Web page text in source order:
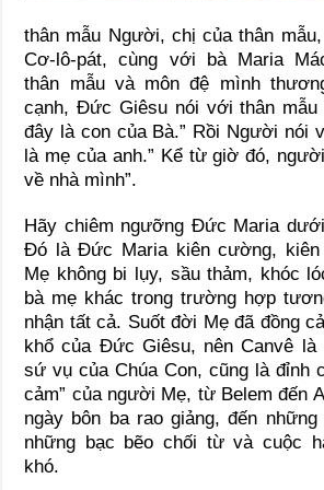
thân mẫu Người, chị của thân
Cơ-lô-pát, cùng với bà Maria
thân mẫu và môn đệ mình
cạnh, Đức Giêsu nói với thân mẫu
đây là con của Bà.” Rồi Người nói
là mẹ của anh.” Kể từ giờ đó,
về nhà mình”.
Hãy chiêm ngưỡng Đức Maria
Đó là Đức Maria kiên cường, kiên
Mẹ không bi lụy, sầu thảm, khóc
bà mẹ khác trong trường hợp
nhận tất cả. Suốt đời Mẹ đã đồng
khổ của Đức Giêsu, nên Canvê là
sứ vụ của Chúa Con, cũng là đỉnh
cảm” của người Mẹ, từ Belem đến
ngày bôn ba rao giảng, đến
những bạc bẽo chối từ và cuộc
khó.